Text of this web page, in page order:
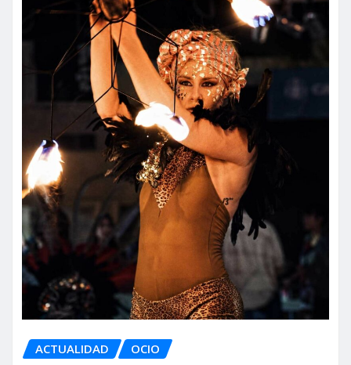
ACTUALIDAD OCIO